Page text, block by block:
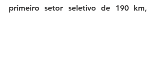
primeiro setor seletivo de 190 km,